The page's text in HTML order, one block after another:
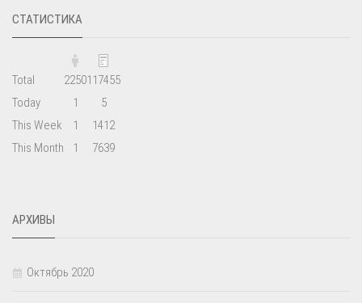
СТАТИСТИКА
Total 2250117455
Today
1
5
This Week
1
1412
This Month
1 7639
АРХИВЫ
Октябрь 2020